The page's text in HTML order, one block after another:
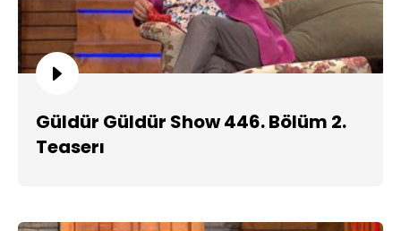
Güldür Güldür Show 446. Bölüm 2.
Teaserı